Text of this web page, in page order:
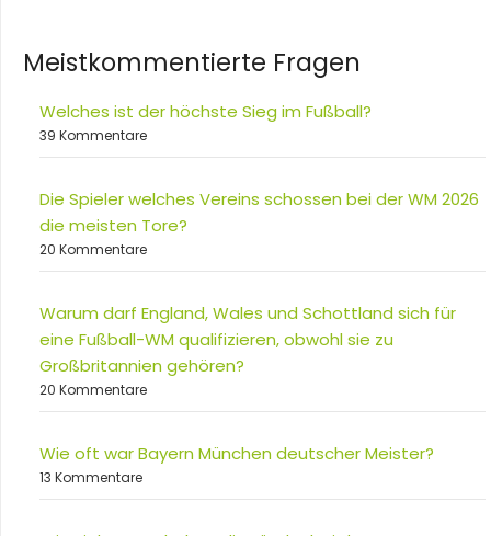
Meistkommentierte Fragen
Welches ist der höchste Sieg im Fußball?
39 Kommentare
Die Spieler welches Vereins schossen bei der WM 2026
die meisten Tore?
20 Kommentare
Warum darf England, Wales und Schottland sich für
eine Fußball-WM qualifizieren, obwohl sie zu
Großbritannien gehören?
20 Kommentare
Wie oft war Bayern München deutscher Meister?
13 Kommentare